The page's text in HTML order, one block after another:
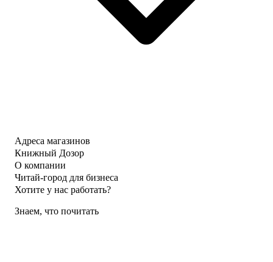
Адреса магазинов
Книжный Дозор
О компании
Читай-город для бизнеса
Хотите у нас работать?
Знаем, что почитать